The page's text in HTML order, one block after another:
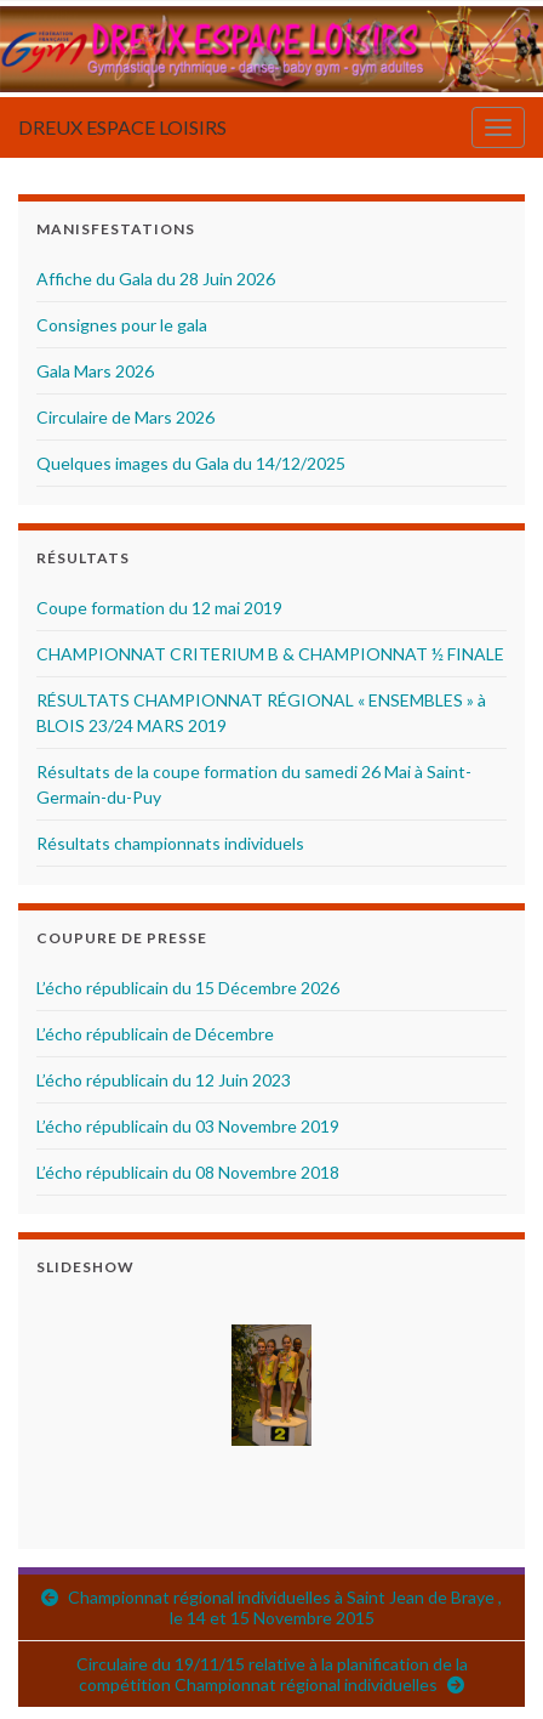
DREUX ESPACE LOISIRS
MANISFESTATIONS
Affiche du Gala du 28 Juin 2026
Consignes pour le gala
Gala Mars 2026
Circulaire de Mars 2026
Quelques images du Gala du 14/12/2025
RÉSULTATS
Coupe formation du 12 mai 2019
CHAMPIONNAT CRITERIUM B & CHAMPIONNAT ½ FINALE
RÉSULTATS CHAMPIONNAT RÉGIONAL « ENSEMBLES » à
BLOIS 23/24 MARS 2019
Résultats de la coupe formation du samedi 26 Mai à Saint-
Germain-du-Puy
Résultats championnats individuels
COUPURE DE PRESSE
L’écho républicain du 15 Décembre 2026
L’écho républicain de Décembre
L’écho républicain du 12 Juin 2023
L’écho républicain du 03 Novembre 2019
L’écho républicain du 08 Novembre 2018
SLIDESHOW
Championnat régional individuelles à Saint Jean de Braye ,
le 14 et 15 Novembre 2015
Circulaire du 19/11/15 relative à la planification de la
compétition Championnat régional individuelles